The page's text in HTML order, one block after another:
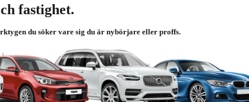
fastighet.
du söker vare sig du är nybörjare eller proffs.